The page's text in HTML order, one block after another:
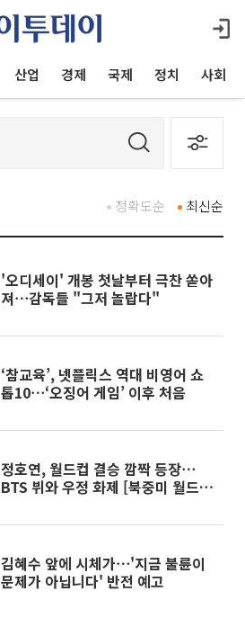
산업 경제 국제 정치 사회
최신순
정확도순
'오디세이' 개봉 첫날부터 극찬 쏟아
져⋯감독들 "그저 놀랍다"
‘참교육’, 넷플릭스 역대 비영어 쇼
톱10⋯‘오징어 게임’ 이후 처음
정호연, 월드컵 결승 깜짝 등장⋯
BTS 뷔와 우정 화제 [북중미 월드
김혜수 앞에 시체가⋯'지금 불륜이
문제가 아닙니다' 반전 예고